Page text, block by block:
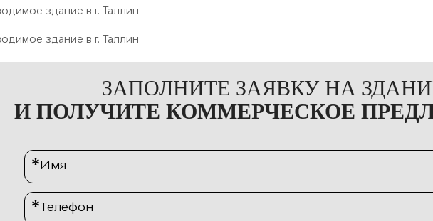
ЗАПОЛНИТЕ ЗАЯВКУ НА
И ПОЛУЧИТЕ КОММЕРЧЕСКОЕ
*Имя
*Телефон